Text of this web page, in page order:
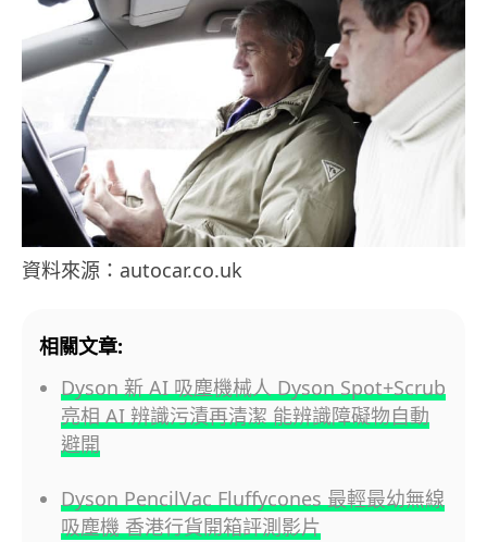
資料來源：autocar.co.uk
相關文章:
Dyson 新 AI 吸塵機械人 Dyson Spot+Scrub
亮相 AI 辨識污漬再清潔 能辨識障礙物自動
避開
Dyson PencilVac Fluffycones 最輕最幼無線
吸塵機 香港行貨開箱評測影片